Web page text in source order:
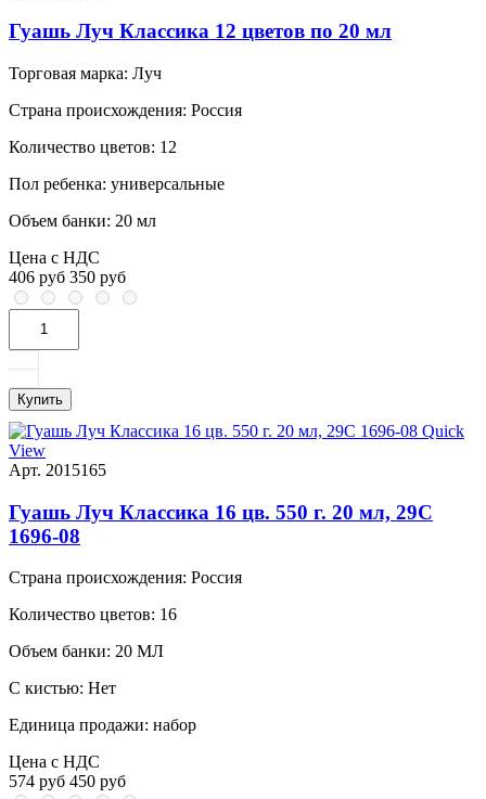
Гуашь Луч Классика 12 цветов по 20 мл
Торговая марка: Луч
Страна происхождения: Россия
Количество цветов: 12
Пол ребенка: универсальные
Объем банки: 20 мл
Цена с НДС
406 руб 350 руб
Купить
Quick
View
Арт. 2015165
Гуашь Луч Классика 16 цв. 550 г. 20 мл, 29С
1696-08
Страна происхождения: Россия
Количество цветов: 16
Объем банки: 20 МЛ
С кистью: Нет
Единица продажи: набор
Цена с НДС
574 руб 450 руб